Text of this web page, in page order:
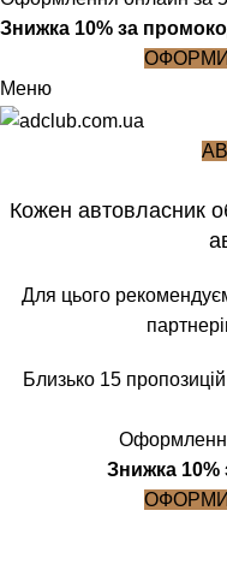
Знижка 10% за
Меню
Кожен автовласник
Для цього
Близько 15
Знижка